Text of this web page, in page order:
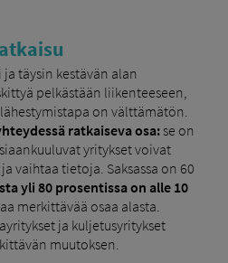
täysin kestävän alan
pelkästään liikenteeseen,
on välttämätön.
ratkaiseva osa:se on
yritykset voivat
vaihtaa tietoja. Saksassa on 60
yli 80 prosentissa on alle 10
merkittävää osaa alasta.
ja kuljetusyritykset
muutoksen.